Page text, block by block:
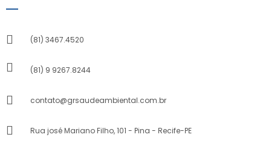
(81) 3467.4520
(81) 9 9267.8244
contato@grsaudeambiental.com.br
Rua josé Mariano Filho, 101 - Pina - Recife-PE